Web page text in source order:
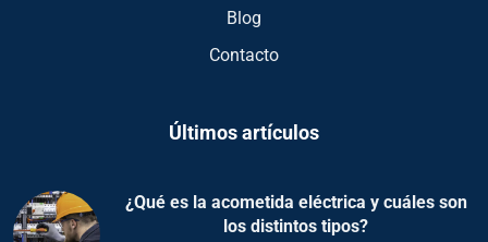
Blog
Contacto
Últimos artículos
¿Qué es la acometida eléctrica y cuáles son
los distintos tipos?